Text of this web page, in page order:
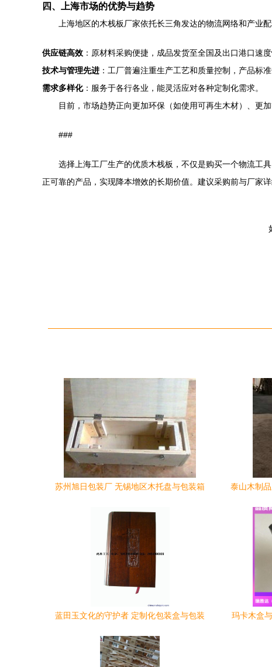
四、上海市场的优势与趋势
上海地区的木栈板厂家依托长三角发达的物流网络和产业
供应链高效 ：原材料采购便捷，成品发货至全国及出口港口速度
技术与管理先进 ：工厂普遍注重生产工艺和质量控制，产品标准
需求多样化：服务于各行各业，能灵活应对各种定制化需求。
目前，市场趋势正向更加环保（如使用可再生木材）、更
###
选择上海工厂生产的优质木栈板，不仅是购买一个物流工
正可靠的产品，实现降本增效的长期价值。建议采购前与厂家
苏州旭日包装厂 无锡地区木托盘与包装箱
泰山木制
蓝田玉文化的守护者 定制化包装盒与包装
玛卡木盒